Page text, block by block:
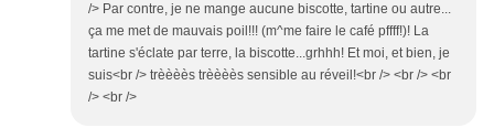
/> Par contre, je ne mange aucune biscotte, tartine ou autre...
ça me met de mauvais poil!!! (m^me faire le café pffff!)! La
tartine s'éclate par terre, la biscotte...grhhh! Et moi, et bien, je
suis<br /> trèèèès trèèèès sensible au réveil!<br /> <br /> <br
/> <br />